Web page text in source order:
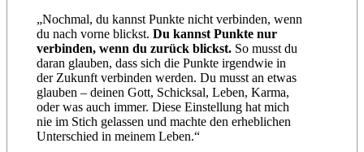
„Nochmal, du kannst Punkte nicht verbinden, wenn
du nach vorne blickst.Du kannst Punkte nur
verbinden, wenn du zurück blickst. So musst du
daran glauben, dass sich die Punkte irgendwie in
der Zukunft verbinden werden. Du musst an etwas
glauben – deinen Gott, Schicksal, Leben, Karma,
oder was auch immer. Diese Einstellung hat mich
nie im Stich gelassen und machte den erheblichen
Unterschied in meinem Leben.“